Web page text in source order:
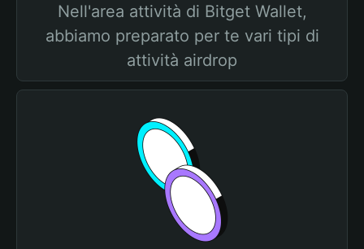
Nell'area attività di Bitget Wallet,
abbiamo preparato per te vari tipi di
attività airdrop